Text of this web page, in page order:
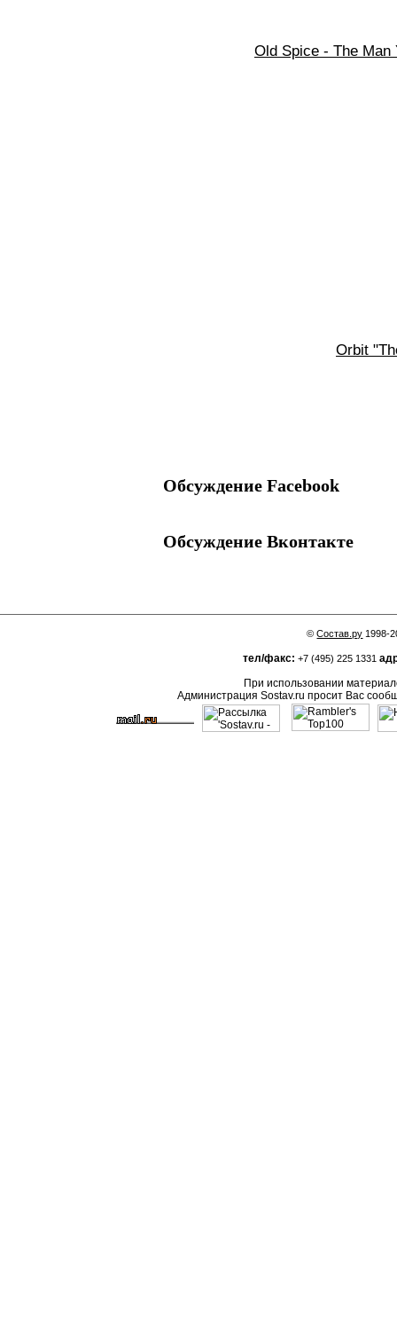
Old Spice - The Man
Orbit
Обсуждение Facebook
Обсуждение Вконтакте
©Состав.ру 1998-
тел/факс: +7 (495) 225 1331
При использовании
Администрация Sostav.ru просит Вас